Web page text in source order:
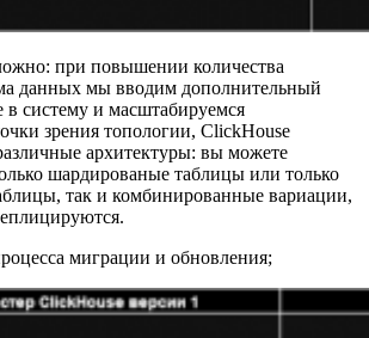
при повышении количества
данных мы вводим дополнительный
в систему и масштабируемся
зрения топологии, ClickHouse
архитектуры: вы можете
шардированые таблицы или только
так и комбинированные вариации,
миграции и обновления;